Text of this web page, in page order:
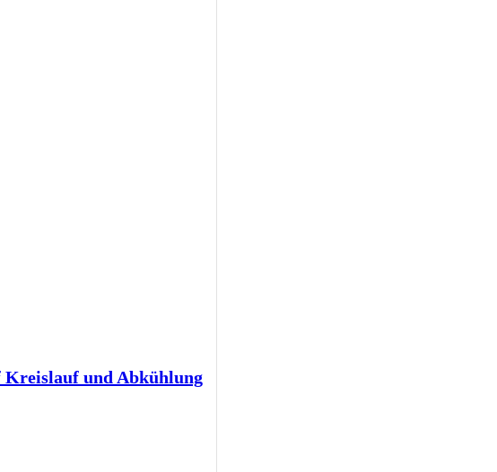
Kreislauf und Abkühlung